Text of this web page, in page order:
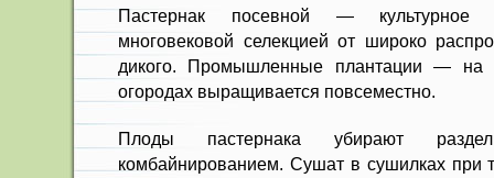
Пастернак посевной — культурное
многовековой се­лекцией от широко
дикого. Промышленные плантации —
огородах выращивается повсе­местно.
Плоды пастернака убирают
комбайнированием. Сушат в сушилках при